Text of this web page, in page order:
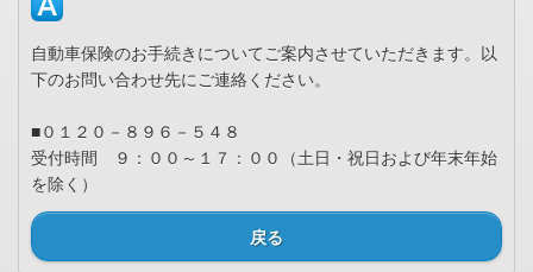
自動車保険のお手続きについてご案内させていただきます。以
下のお問い合わせ先にご連絡ください。
■０１２０－８９６－５４８
受付時間 ９：００～１７：００（土日・祝日および年末年始
を除く）
戻る